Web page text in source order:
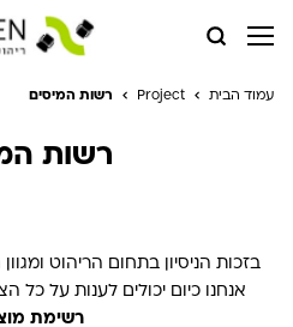
עמוד הבית Project רשות המיסים
רשות
בזכות הניסיון בתחום הריהוט
אנחנו כיום יכולים לענות על
רשימת